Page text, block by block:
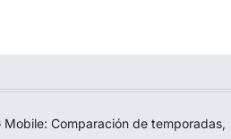
Mobile: Comparación de temporadas,